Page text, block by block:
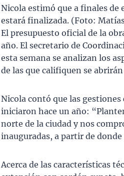
Nicola estimó que a finales de
estará finalizada. (Foto:
El presupuesto oficial de la
año. El secretario de
esta semana se analizan los
de las que califiquen se
Nicola contó que las
iniciaron hace un año:
norte de la ciudad y nos
inauguradas, a partir de donde
Acerca de las características